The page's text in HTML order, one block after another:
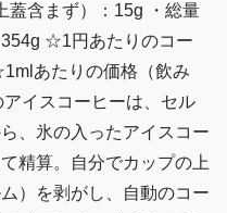
蓋含まず）：15g ・総量
354g ☆1円あたりのコー
あたりの価格（飲み
イスコーヒーは、セル
、氷の入ったアイスコー
精算。自分でカップの上
）を剥がし、自動のコー